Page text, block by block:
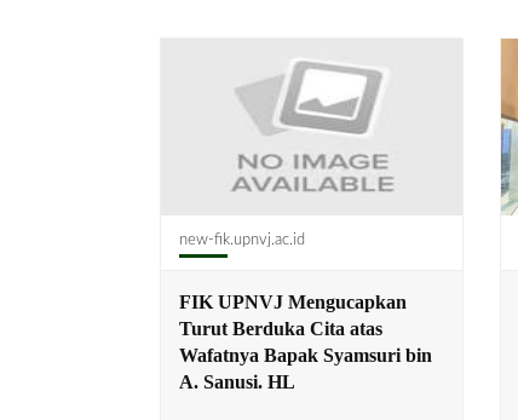
new-fik.upnvj.ac.id
FIK UPNVJ Mengucapkan
Turut Berduka Cita atas
Wafatnya Bapak Syamsuri bin
A. Sanusi. HL